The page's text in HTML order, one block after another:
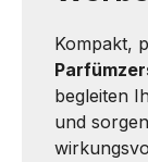
Kompakt,
begleiten
und